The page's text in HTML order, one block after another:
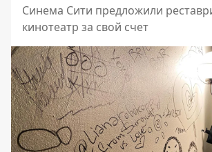
Синема Сити предложили
кинотеатр за свой счет